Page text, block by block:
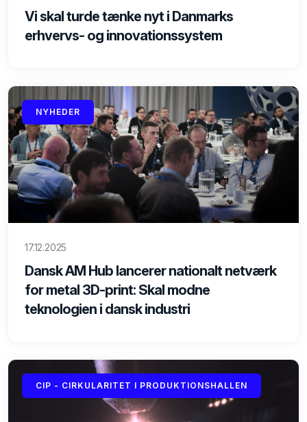
Vi skal turde tænke nyt i Danmarks
erhvervs- og innovationssystem
NYHEDER
17.12.2025
Dansk AM Hub lancerer nationalt netværk
for metal 3D-print: Skal modne
teknologien i dansk industri
CIP - CIRKULARITET I PRODUKTIONSHALLEN